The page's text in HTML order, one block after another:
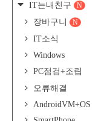
IT는내친구 N
장바구니 N
IT소식
Windows
PC점검+조립
오류해결
AndroidVM+OS